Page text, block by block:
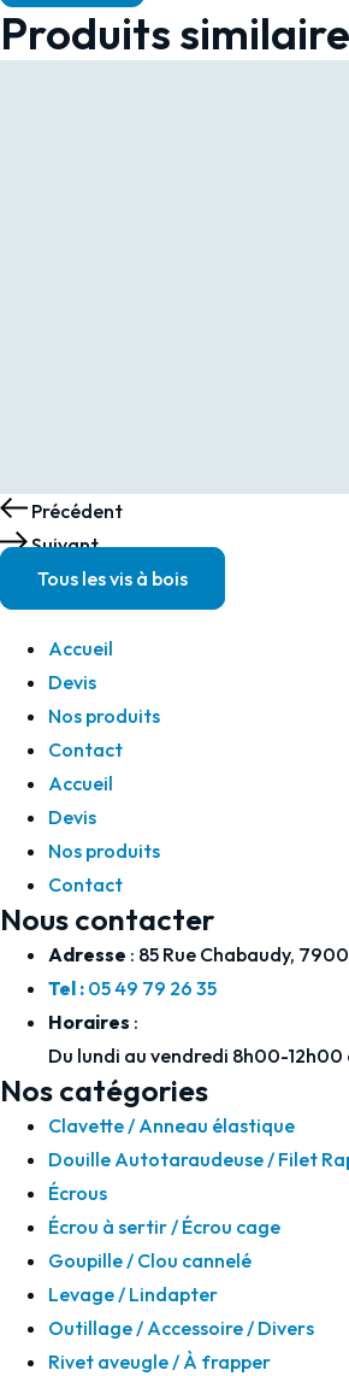
ANTI-
FENDAGE
Produits
Précédent
Suivant
Tous les vis à bois
Accueil
Devis
Nos produits
Contact
Accueil
Devis
Nos produits
Contact
Nous contacter
Adresse : 85 Rue Chabaudy,
Tel : 05 49 79 26 35
Horaires :
Du lundi au vendredi 8h00-
Nos catégories
Clavette / Anneau élastique
Douille Autotaraudeuse / Filet
Écrous
Écrou à sertir / Écrou cage
Goupille / Clou cannelé
Levage / Lindapter
Outillage / Accessoire / Divers
Rivet aveugle / À frapper